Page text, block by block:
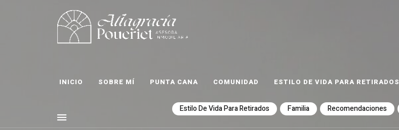
INICIO SOBRE MÍ PUNTA CANA COMUNIDAD ESTILO DE VIDA PARA RETIRADOS
Estilo De Vida Para Retirados Familia Recomendaciones